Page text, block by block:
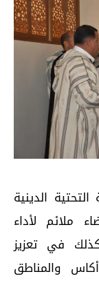
الدينية
ملائم لأداء
في تعزيز
والمناطق